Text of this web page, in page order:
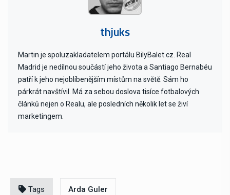
thjuks
Martin je spoluzakladatelem portálu BilyBalet.cz. Real
Madrid je nedílnou součástí jeho života a Santiago Bernabéu
patří k jeho nejoblíbenějším místům na světě. Sám ho
párkrát navštívil. Má za sebou doslova tisíce fotbalových
článků nejen o Realu, ale posledních několik let se živí
marketingem.
Tags Arda Guler